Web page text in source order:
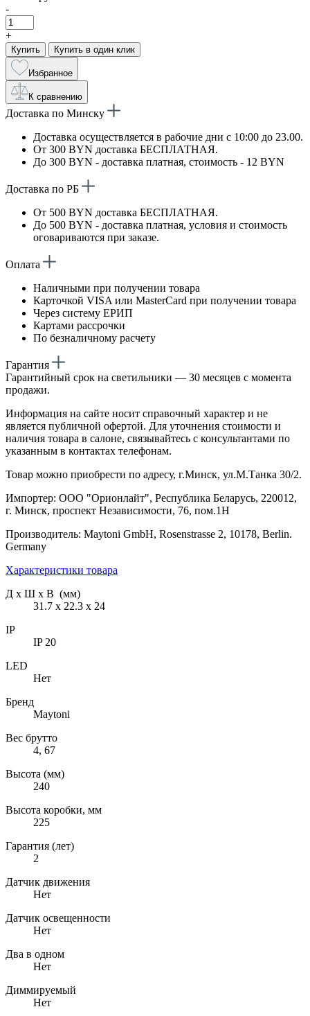
-
+
Купить Купить в один клик
Избранное
К сравнению
Доставка по Минску
Доставка осуществляется в рабочие дни с 10:00 до 23.00.
От 300 BYN доставка БЕСПЛАТНАЯ.
До 300 BYN - доставка платная, стоимость - 12 BYN
Доставка по РБ
От 500 BYN доставка БЕСПЛАТНАЯ.
До 500 BYN - доставка платная, условия и стоимость
оговариваются при заказе.
Оплата
Наличными при получении товара
Карточкой VISA или MasterCard при получении товара
Через систему ЕРИП
Картами рассрочки
По безналичному расчету
Гарантия
Гарантийный срок на светильники — 30 месяцев с момента
продажи.
Информация на сайте носит справочный характер и не
является публичной офертой. Для уточнения стоимости и
наличия товара в салоне, связывайтесь с консультантами по
указанным в контактах телефонам.
Товар можно приобрести по адресу, г.Минск, ул.М.Танка 30/2.
Импортер: ООО "Орионлайт", Республика Беларусь, 220012,
г. Минск, проспект Независимости, 76, пом.1Н
Производитель: Maytoni GmbH, Rosenstrasse 2, 10178, Berlin.
Germany
Характеристики товара
Д х Ш х В (мм)
31.7 х 22.3 х 24
IP
IP 20
LED
Нет
Бренд
Maytoni
Вес брутто
4, 67
Высота (мм)
240
Высота коробки, мм
225
Гарантия (лет)
2
Датчик движения
Нет
Датчик освещенности
Нет
Два в одном
Нет
Диммируемый
Нет